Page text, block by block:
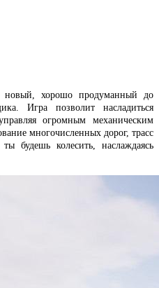
хорошо продуманный до
Игра позволит насладиться
огромным механическим
многочисленных дорог, трасс
будешь колесить, наслаждаясь